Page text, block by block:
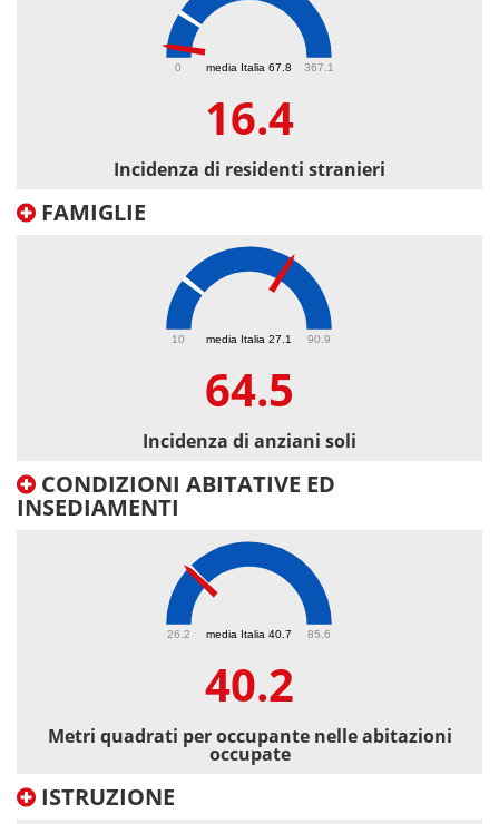
media Italia 67.8
0 367.1
16.4
Incidenza di residenti stranieri
FAMIGLIE
media Italia 27.1
10 90.9
64.5
Incidenza di anziani soli
CONDIZIONI ABITATIVE ED
INSEDIAMENTI
media Italia 40.7
26.2 85.6
40.2
Metri quadrati per occupante nelle abitazioni
occupate
ISTRUZIONE